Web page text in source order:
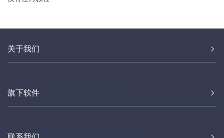
关于我们
旗下软件